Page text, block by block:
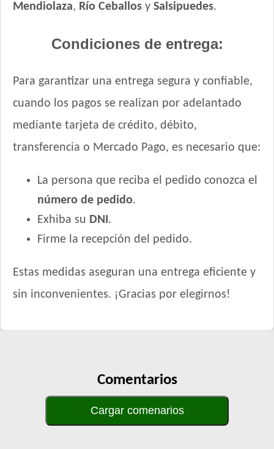
Mendiolaza, Río Ceballos y Salsipuedes.
Condiciones de entrega:
Para garantizar una entrega segura y confiable,
cuando los pagos se realizan por adelantado
mediante tarjeta de crédito, débito,
transferencia o Mercado Pago, es necesario que:
La persona que reciba el pedido conozca el
número de pedido.
Exhiba su DNI.
Firme la recepción del pedido.
Estas medidas aseguran una entrega eficiente y
sin inconvenientes. ¡Gracias por elegirnos!
Comentarios
Cargar comenarios